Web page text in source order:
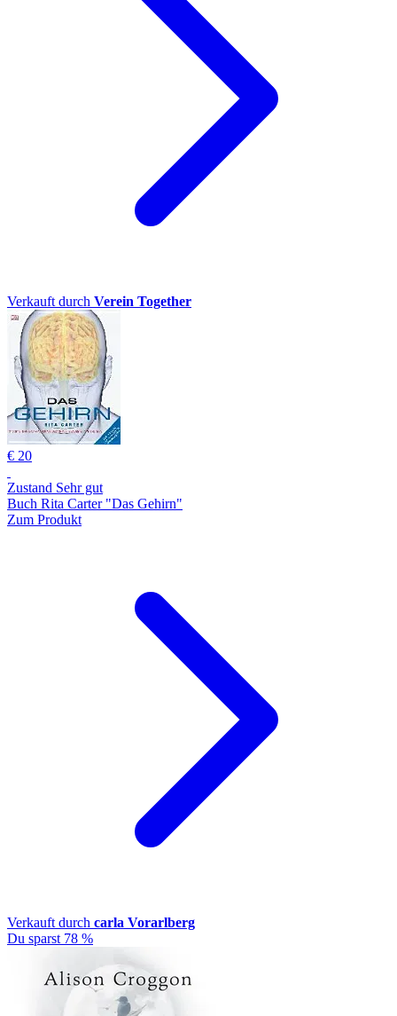
Verkauft durch Verein Together
€ 20
Zustand Sehr gut
Buch Rita Carter "Das Gehirn"
Zum Produkt
Verkauft durch carla Vorarlberg
Du sparst 78 %